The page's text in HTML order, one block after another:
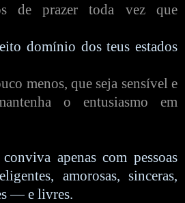
de prazer toda vez que
domínio dos teus estados
menos, que seja sensível e
o entusiasmo em
apenas com pessoas
amorosas, sinceras,
— e livres.